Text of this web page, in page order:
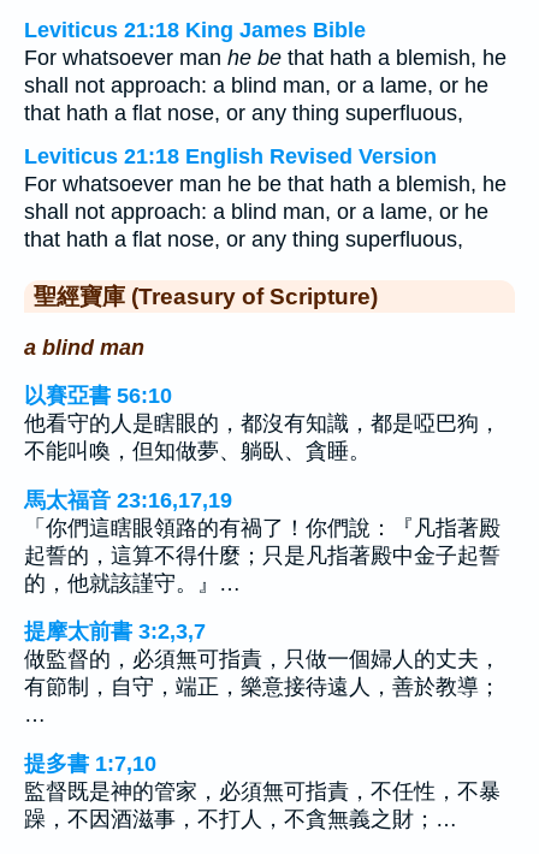
Leviticus 21:18 King James Bible
For whatsoever man he be that hath a blemish, he
shall not approach: a blind man, or a lame, or he
that hath a flat nose, or any thing superfluous,
Leviticus 21:18 English Revised Version
For whatsoever man he be that hath a blemish, he
shall not approach: a blind man, or a lame, or he
that hath a flat nose, or any thing superfluous,
聖經寶庫 (Treasury of Scripture)
a blind man
以賽亞書 56:10
他看守的人是瞎眼的，都沒有知識，都是啞巴狗，
不能叫喚，但知做夢、躺臥、貪睡。
馬太福音 23:16,17,19
「你們這瞎眼領路的有禍了！你們說：『凡指著殿
起誓的，這算不得什麼；只是凡指著殿中金子起誓
的，他就該謹守。』…
提摩太前書 3:2,3,7
做監督的，必須無可指責，只做一個婦人的丈夫，
有節制，自守，端正，樂意接待遠人，善於教導；
…
提多書 1:7,10
監督既是神的管家，必須無可指責，不任性，不暴
躁，不因酒滋事，不打人，不貪無義之財；…